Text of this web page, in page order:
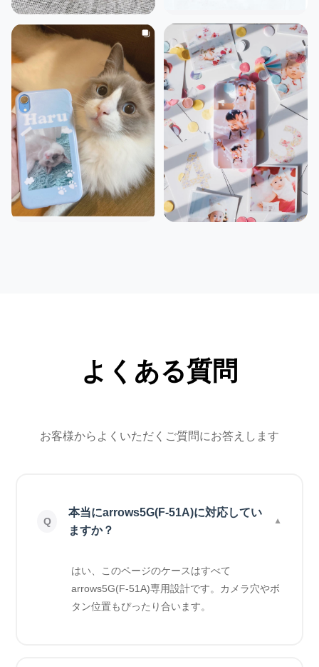
よくある質問
お客様からよくいただくご質問にお答えします
本当にarrows5G(F-51A)に対応してい
ますか？
はい、このページのケースはすべて
arrows5G(F-51A)専用設計です。カメラ穴やボ
タン位置もぴったり合います。